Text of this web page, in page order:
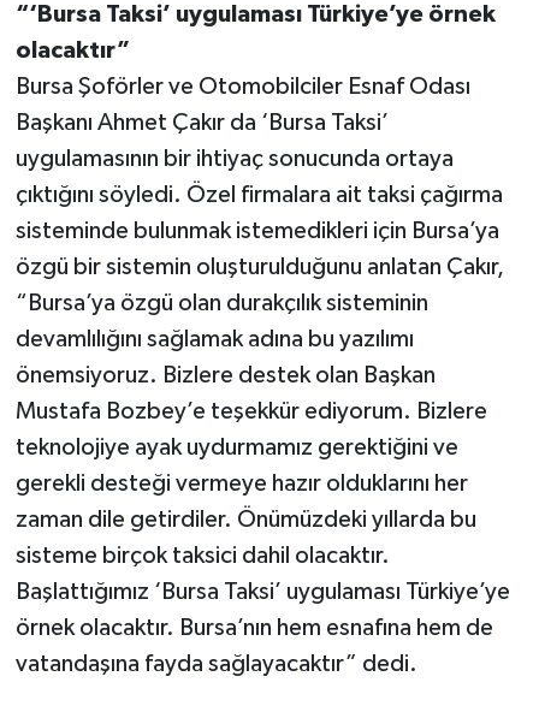
“‘Bursa Taksi’ uygulaması Türkiye’ye örnek
olacaktır”
Bursa Şoförler ve Otomobilciler Esnaf Odası
Başkanı Ahmet Çakır da ‘Bursa Taksi’
uygulamasının bir ihtiyaç sonucunda ortaya
çıktığını söyledi. Özel firmalara ait taksi çağırma
sisteminde bulunmak istemedikleri için Bursa’ya
özgü bir sistemin oluşturulduğunu anlatan Çakır,
“Bursa’ya özgü olan durakçılık sisteminin
devamlılığını sağlamak adına bu yazılımı
önemsiyoruz. Bizlere destek olan Başkan
Mustafa Bozbey’e teşekkür ediyorum. Bizlere
teknolojiye ayak uydurmamız gerektiğini ve
gerekli desteği vermeye hazır olduklarını her
zaman dile getirdiler. Önümüzdeki yıllarda bu
sisteme birçok taksici dahil olacaktır.
Başlattığımız ‘Bursa Taksi’ uygulaması Türkiye’ye
örnek olacaktır. Bursa’nın hem esnafına hem de
vatandaşına fayda sağlayacaktır” dedi.